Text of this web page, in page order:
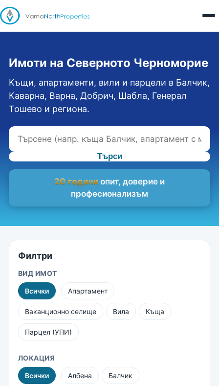
Имоти на Северното Черноморие
Къщи, апартаменти, вили и парцели в Балчик,
Каварна, Варна, Добрич, Шабла, Генерал
Тошево и региона.
Търси
20 години опит, доверие и
професионализъм
Филтри
ВИД ИМОТ
Всички Апартамент
Ваканционно селище Вила Къща
Парцел (УПИ)
ЛОКАЦИЯ
Всички Албена Балчик